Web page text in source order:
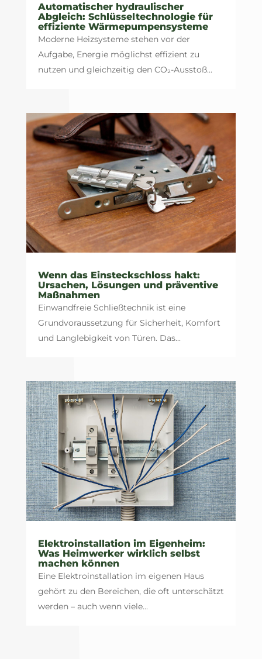
Automatischer hydraulischer
Abgleich: Schlüsseltechnologie für
effiziente Wärmepumpensysteme
Moderne Heizsysteme stehen vor der
Aufgabe, Energie möglichst effizient zu
nutzen und gleichzeitig den CO₂-Ausstoß...
Wenn das Einsteckschloss hakt:
Ursachen, Lösungen und präventive
Maßnahmen
Einwandfreie Schließtechnik ist eine
Grundvoraussetzung für Sicherheit, Komfort
und Langlebigkeit von Türen. Das...
Elektroinstallation im Eigenheim:
Was Heimwerker wirklich selbst
machen können
Eine Elektroinstallation im eigenen Haus
gehört zu den Bereichen, die oft unterschätzt
werden – auch wenn viele...